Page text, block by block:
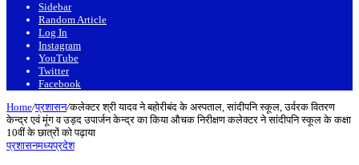
Sidebar
Random Article
Log In
Instagram
YouTube
Twitter
Facebook
Home/प्रशासन/कलेक्‍टर श्री यादव ने बहोरीबंद के अस्‍पताल, सांदीपनि स्‍कूल, उर्वरक वितरण
केन्‍द्र एवं मूंग व उड़द उपार्जन केन्‍द्र का किया औचक निरीक्षण कलेक्‍टर ने सांदीपनि स्‍कूल के कक्षा
10वीं के छात्रों को पढ़ाया
प्रशासनमध्यप्रदेश